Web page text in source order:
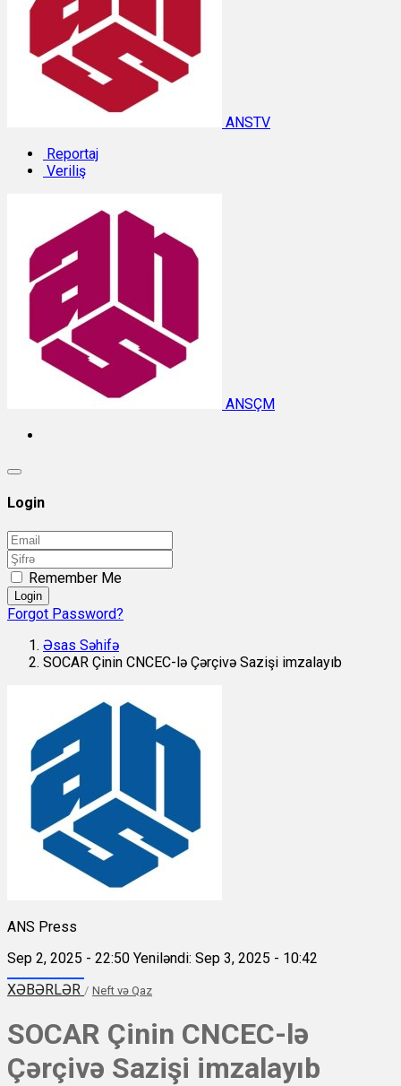
ANSTV
Reportaj
Veriliş
ANSÇM
Login
Remember Me
Login
Forgot Password?
Əsas Səhifə
SOCAR Çinin CNCEC-lə Çərçivə Sazişi imzalayıb
ANS Press
Sep 2, 2025 - 22:50 Yeniləndi: Sep 3, 2025 - 10:42
XƏBƏRLƏR / Neft və Qaz
SOCAR Çinin CNCEC-lə
Çərçivə Sazişi imzalayıb